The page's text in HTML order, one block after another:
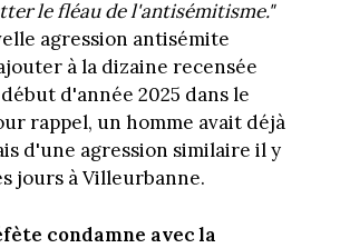
le fléau de l'antisémitisme."
agression antisémite
à la dizaine recensée
d'année 2025 dans le
rappel, un homme avait déjà
d'une agression similaire il y
jours à Villeurbanne.
condamne avec la